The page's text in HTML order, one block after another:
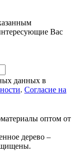
Вас
данных в
. Согласие на
оптом от
дерево –